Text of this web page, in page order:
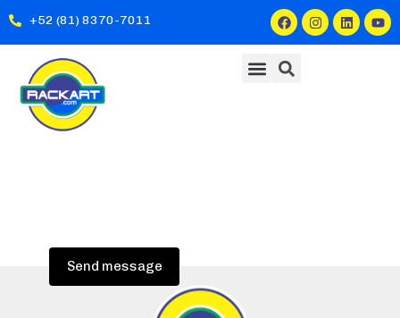
+52 (81) 8370-7011
Send message